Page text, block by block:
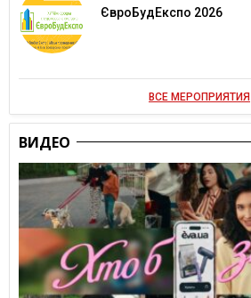
ЄвроБудЕкспо 2026
ВСЕ МЕРОПРИЯТИЯ
ВИДЕО